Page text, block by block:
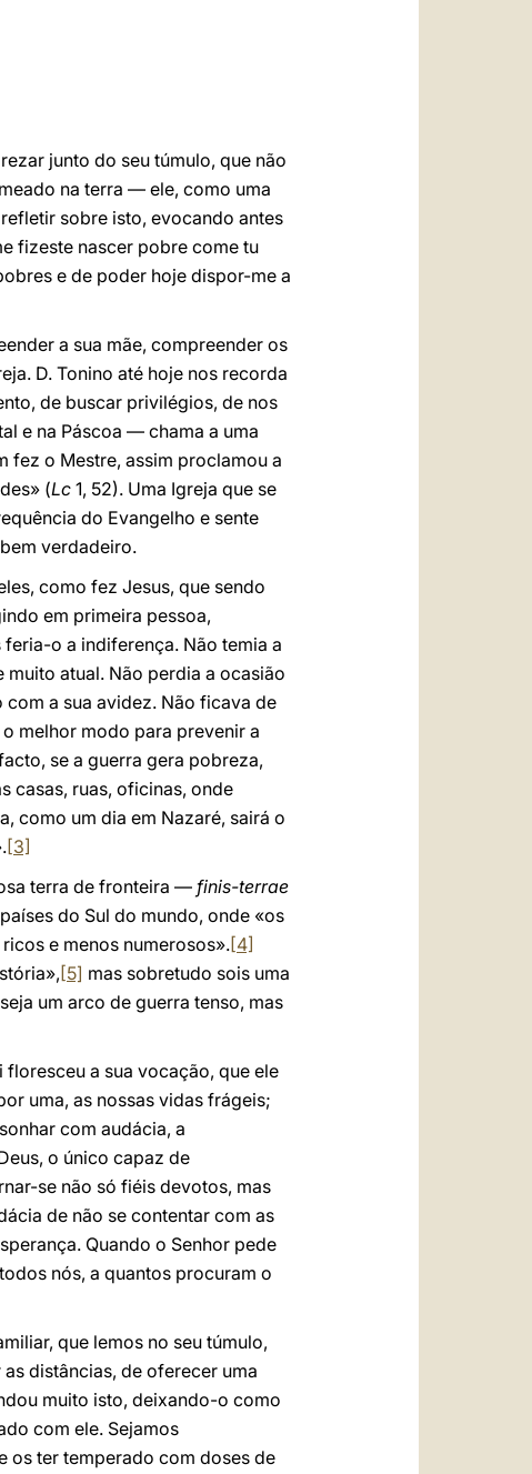
junto do seu túmulo, que não
na terra — ele, como uma
sobre isto, evocando antes
fizeste nascer pobre come tu
e de poder hoje dispor-me a
a sua mãe, compreender os
D. Tonino até hoje nos recorda
de buscar privilégios, de nos
e na Páscoa — chama a uma
fez o Mestre, assim proclamou a
(Lc 1, 52). Uma Igreja que se
do Evangelho e sente
verdadeiro.
como fez Jesus, que sendo
em primeira pessoa,
o a indiferença. Não temia a
atual. Não perdia a ocasião
a sua avidez. Não ficava de
melhor modo para prevenir a
se a guerra gera pobreza,
casas, ruas, oficinas, onde
como um dia em Nazaré, sairá o
[3]
terra de fronteira — finis-terrae
do Sul do mundo, onde «os
e menos numerosos».[4]
[5] mas sobretudo sois uma
um arco de guerra tenso, mas
a sua vocação, que ele
uma, as nossas vidas frágeis;
com audácia, a
o único capaz de
se não só fiéis devotos, mas
de não se contentar com as
Quando o Senhor pede
nós, a quantos procuram o
que lemos no seu túmulo,
distâncias, de oferecer uma
muito isto, deixando-o como
com ele. Sejamos
os ter temperado com doses de